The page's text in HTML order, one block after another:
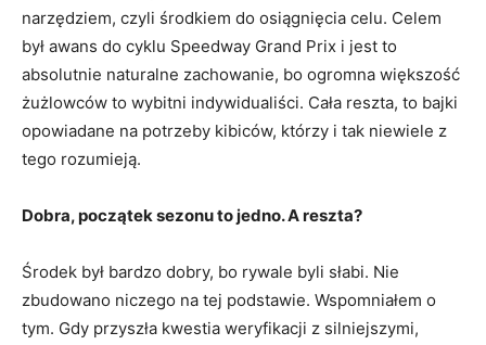
narzędziem, czyli środkiem do osiągnięcia celu. Celem
był awans do cyklu Speedway Grand Prix i jest to
absolutnie naturalne zachowanie, bo ogromna większość
żużlowców to wybitni indywidualiści. Cała reszta, to bajki
opowiadane na potrzeby kibiców, którzy i tak niewiele z
tego rozumieją.
Dobra, początek sezonu to jedno. A reszta?
Środek był bardzo dobry, bo rywale byli słabi. Nie
zbudowano niczego na tej podstawie. Wspomniałem o
tym. Gdy przyszła kwestia weryfikacji z silniejszymi,